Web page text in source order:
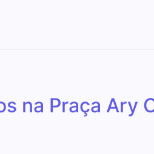
na Praça Ary